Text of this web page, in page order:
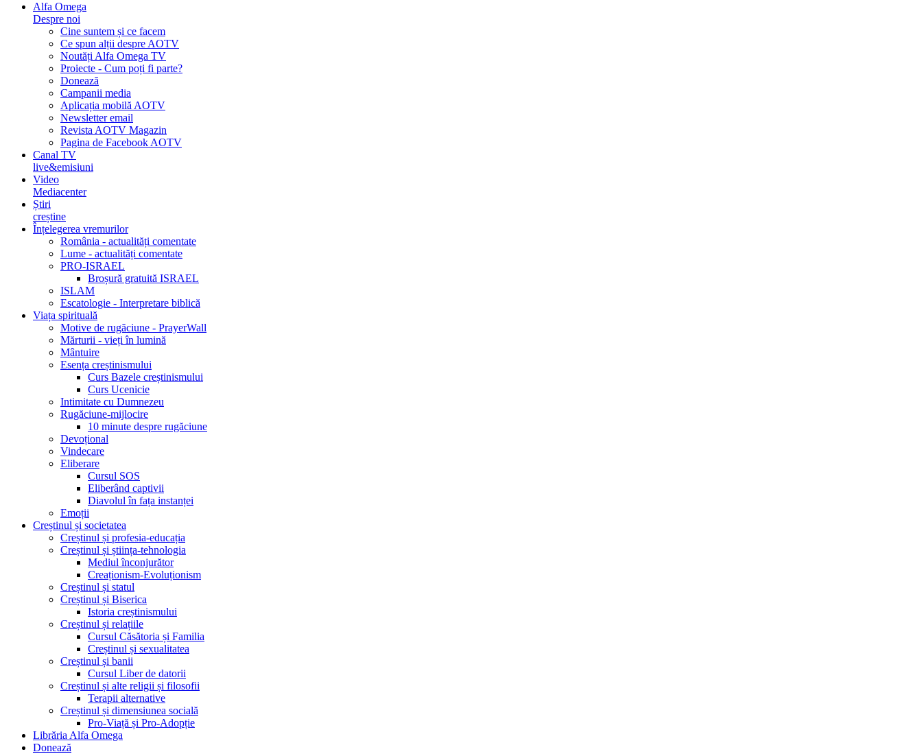
Alfa Omega
Despre noi
Cine suntem și ce facem
Ce spun alții despre AOTV
Noutăți Alfa Omega TV
Proiecte - Cum poți fi parte?
Donează
Campanii media
Aplicația mobilă AOTV
Newsletter email
Revista AOTV Magazin
Pagina de Facebook AOTV
Canal TV
live&emisiuni
Video
Mediacenter
Știri
creștine
Înțelegerea vremurilor
România - actualități comentate
Lume - actualități comentate
PRO-ISRAEL
Broșură gratuită ISRAEL
ISLAM
Escatologie - Interpretare biblică
Viața spirituală
Motive de rugăciune - PrayerWall
Mărturii - vieți în lumină
Mântuire
Esența creștinismului
Curs Bazele creștinismului
Curs Ucenicie
Intimitate cu Dumnezeu
Rugăciune-mijlocire
10 minute despre rugăciune
Devoțional
Vindecare
Eliberare
Cursul SOS
Eliberând captivii
Diavolul în fața instanței
Emoții
Creștinul și societatea
Creștinul și profesia-educația
Creștinul și știința-tehnologia
Mediul înconjurător
Creaționism-Evoluționism
Creștinul și statul
Creștinul și Biserica
Istoria creștinismului
Creștinul și relațiile
Cursul Căsătoria și Familia
Creștinul și sexualitatea
Creștinul și banii
Cursul Liber de datorii
Creștinul și alte religii și filosofii
Terapii alternative
Creștinul și dimensiunea socială
Pro-Viață și Pro-Adopție
Librăria Alfa Omega
Donează